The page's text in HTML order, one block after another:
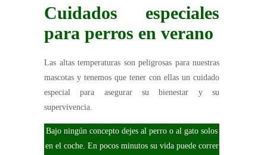
Cuidados especiales
para perros en verano
Las altas temperaturas son peligrosas para nuestras
mascotas y tenemos que tener con ellas un cuidado
especial para asegurar su bienestar y su
supervivencia.
Bajo ningún concepto dejes al perro o al gato solos
en el coche. En pocos minutos su vida puede correr